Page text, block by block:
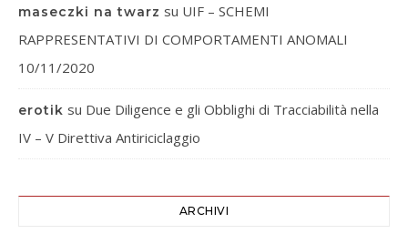
maseczki na twarz su UIF – SCHEMI
RAPPRESENTATIVI DI COMPORTAMENTI ANOMALI
10/11/2020
erotik su Due Diligence e gli Obblighi di Tracciabilità nella
IV – V Direttiva Antiriciclaggio
ARCHIVI